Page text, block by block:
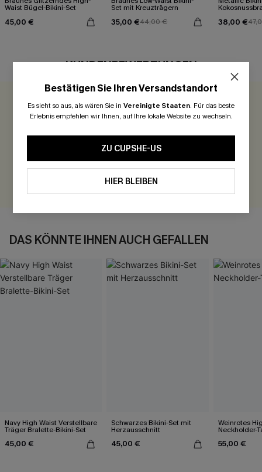
Waist Bügel-Bikini-Set
45,00 €
Set mit Kreuzträgern
35,00 €44,00 € 38,00 €
KUNDENBEWERTUNGEN
0.0
Seien Sie der Erste, der bewertet
BEWERTEN
DAS KÖNNTE IHNEN AUCH GEFALLEN
Navy High Waist Verstellbare
Träger Bralette-Bikini-Set
45,00 €
Schwarzes Bikini-Set mit
Herzausschnitt
45,00 €
Weinrotes
Neckholder-
55,00 €
Bestätigen Sie Ihren Versandstandort
Es sieht so aus, als wären Sie in Vereinigte Staaten. Für das beste
Erlebnis empfehlen wir Ihnen, auf Ihre lokale Website zu wechseln.
ZU CUPSHE-US
HIER BLEIBEN